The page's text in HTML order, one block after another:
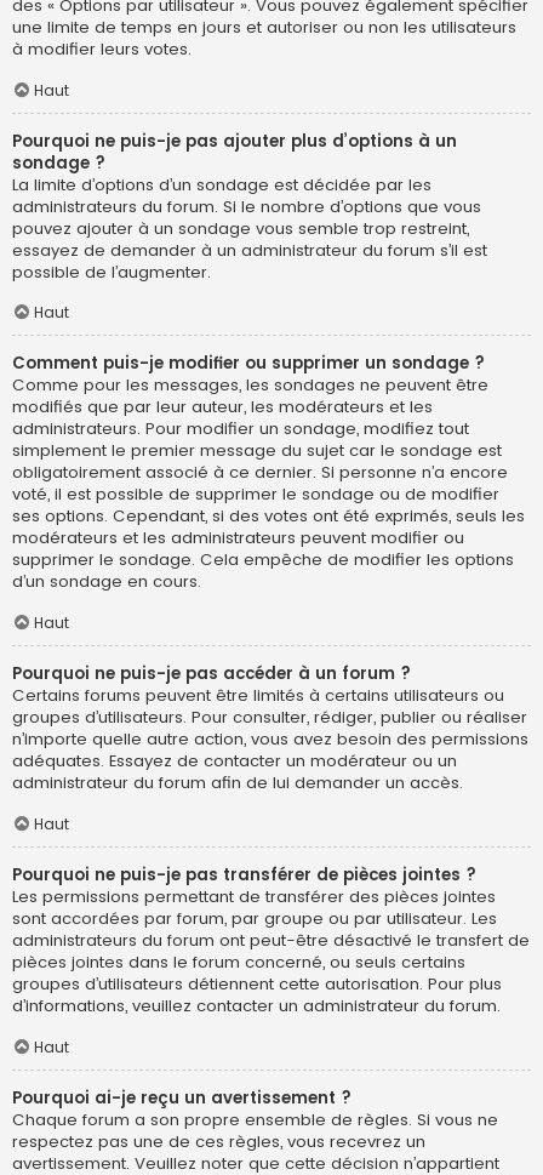
des « Options par utilisateur ». Vous pouvez également spécifier
une limite de temps en jours et autoriser ou non les utilisateurs
à modifier leurs votes.
Haut
Pourquoi ne puis-je pas ajouter plus d’options à un
sondage ?
La limite d’options d’un sondage est décidée par les
administrateurs du forum. Si le nombre d’options que vous
pouvez ajouter à un sondage vous semble trop restreint,
essayez de demander à un administrateur du forum s’il est
possible de l’augmenter.
Haut
Comment puis-je modifier ou supprimer un sondage ?
Comme pour les messages, les sondages ne peuvent être
modifiés que par leur auteur, les modérateurs et les
administrateurs. Pour modifier un sondage, modifiez tout
simplement le premier message du sujet car le sondage est
obligatoirement associé à ce dernier. Si personne n’a encore
voté, il est possible de supprimer le sondage ou de modifier
ses options. Cependant, si des votes ont été exprimés, seuls les
modérateurs et les administrateurs peuvent modifier ou
supprimer le sondage. Cela empêche de modifier les options
d’un sondage en cours.
Haut
Pourquoi ne puis-je pas accéder à un forum ?
Certains forums peuvent être limités à certains utilisateurs ou
groupes d’utilisateurs. Pour consulter, rédiger, publier ou réaliser
n’importe quelle autre action, vous avez besoin des permissions
adéquates. Essayez de contacter un modérateur ou un
administrateur du forum afin de lui demander un accès.
Haut
Pourquoi ne puis-je pas transférer de pièces jointes ?
Les permissions permettant de transférer des pièces jointes
sont accordées par forum, par groupe ou par utilisateur. Les
administrateurs du forum ont peut-être désactivé le transfert de
pièces jointes dans le forum concerné, ou seuls certains
groupes d’utilisateurs détiennent cette autorisation. Pour plus
d’informations, veuillez contacter un administrateur du forum.
Haut
Pourquoi ai-je reçu un avertissement ?
Chaque forum a son propre ensemble de règles. Si vous ne
respectez pas une de ces règles, vous recevrez un
avertissement. Veuillez noter que cette décision n’appartient